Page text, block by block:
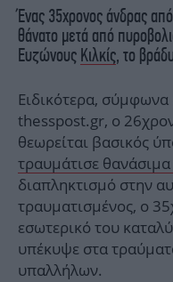
Ένας 35χρονος άνδρας
θάνατο μετά από
Ευζώνους Κιλκίς, το
Ειδικότερα,
thesspost.gr, ο
θεωρείται βασικός
τραυμάτισε
διαπληκτισμό στην
τραυματισμένος, ο
εσωτερικό του
υπέκυψε στα
υπαλλήλων.